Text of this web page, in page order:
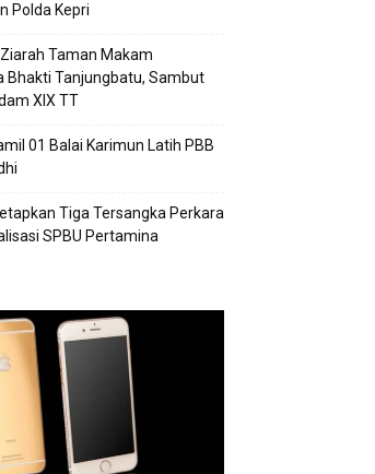
Polda Kepri
Taman Makam
Bhakti Tanjungbatu, Sambut
XIX TT
01 Balai Karimun Latih PBB
Tiga Tersangka Perkara
SPBU Pertamina